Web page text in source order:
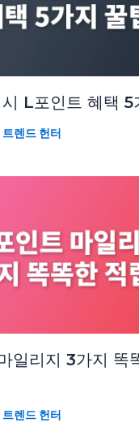
L포인트 혜택 5
트렌드 헌터
일리지 3가지 똑
트렌드 헌터